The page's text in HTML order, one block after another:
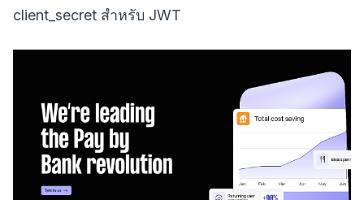
client_secret สำหรับ JWT